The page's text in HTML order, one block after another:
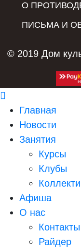
О
ПИСЬМА И
© 2019 Дом
Главная
Новости
Занятия
Курсы
Клубы
Афиша
О нас
Контакты
Райдер